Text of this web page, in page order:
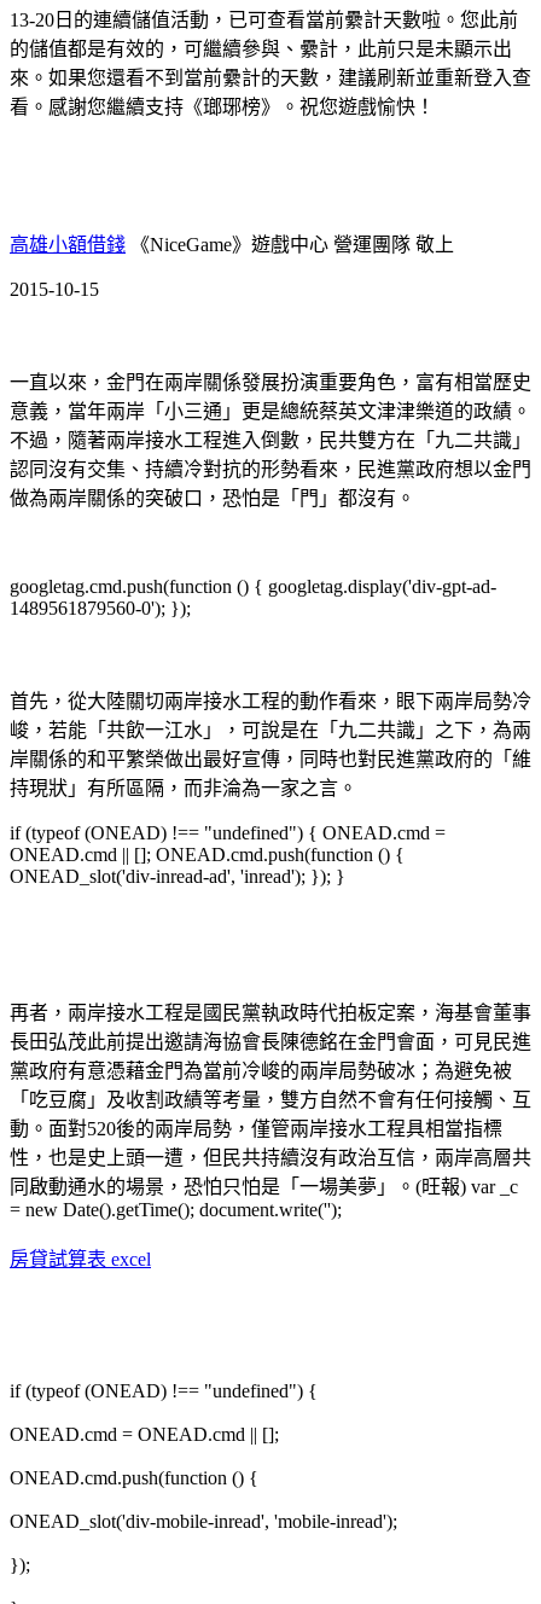
13-20日的連續儲值活動，已可查看當前纍計天數啦。您此前
的儲值都是有效的，可繼續參與、纍計，此前只是未顯示出
來。如果您還看不到當前纍計的天數，建議刷新並重新登入查
看。感謝您繼續支持《瑯琊榜》。祝您遊戲愉快！
高雄小額借錢 《NiceGame》遊戲中心 營運團隊 敬上
2015-10-15
一直以來，金門在兩岸關係發展扮演重要角色，富有相當歷史
意義，當年兩岸「小三通」更是總統蔡英文津津樂道的政績。
不過，隨著兩岸接水工程進入倒數，民共雙方在「九二共識」
認同沒有交集、持續冷對抗的形勢看來，民進黨政府想以金門
做為兩岸關係的突破口，恐怕是「門」都沒有。
googletag.cmd.push(function () { googletag.display('div-gpt-ad-
1489561879560-0'); });
首先，從大陸關切兩岸接水工程的動作看來，眼下兩岸局勢冷
峻，若能「共飲一江水」，可說是在「九二共識」之下，為兩
岸關係的和平繁榮做出最好宣傳，同時也對民進黨政府的「維
持現狀」有所區隔，而非淪為一家之言。
if (typeof (ONEAD) !== "undefined") { ONEAD.cmd =
ONEAD.cmd || []; ONEAD.cmd.push(function () {
ONEAD_slot('div-inread-ad', 'inread'); }); }
再者，兩岸接水工程是國民黨執政時代拍板定案，海基會董事
長田弘茂此前提出邀請海協會長陳德銘在金門會面，可見民進
黨政府有意憑藉金門為當前冷峻的兩岸局勢破冰；為避免被
「吃豆腐」及收割政績等考量，雙方自然不會有任何接觸、互
動。面對520後的兩岸局勢，僅管兩岸接水工程具相當指標
性，也是史上頭一遭，但民共持續沒有政治互信，兩岸高層共
同啟動通水的場景，恐怕只怕是「一場美夢」。(旺報) var _c
= new Date().getTime(); document.write('');
房貸試算表 excel
if (typeof (ONEAD) !== "undefined") {
ONEAD.cmd = ONEAD.cmd || [];
ONEAD.cmd.push(function () {
ONEAD_slot('div-mobile-inread', 'mobile-inread');
});